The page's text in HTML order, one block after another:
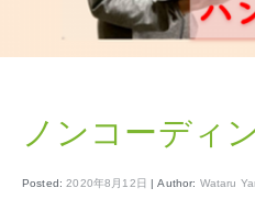
ノンコーディ
Posted:2020年8月12日 | Author: Wataru